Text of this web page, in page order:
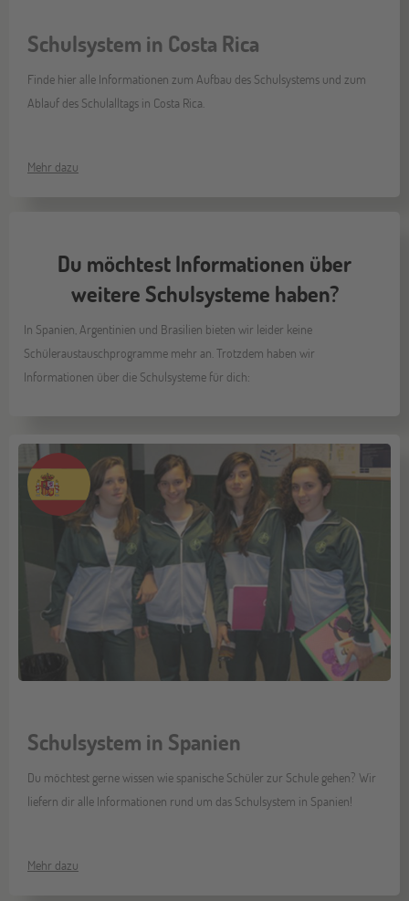
Schulsystem in Costa Rica
Finde hier alle Informationen zum Aufbau des Schulsystems und zum
Ablauf des Schulalltags in Costa Rica.
Mehr dazu
Du möchtest Informationen über
weitere Schulsysteme haben?
In Spanien, Argentinien und Brasilien bieten wir leider keine
Schüleraustauschprogramme mehr an. Trotzdem haben wir
Informationen über die Schulsysteme für dich:
Schulsystem in Spanien
Du möchtest gerne wissen wie spanische Schüler zur Schule gehen? Wir
liefern dir alle Informationen rund um das Schulsystem in Spanien!
Mehr dazu